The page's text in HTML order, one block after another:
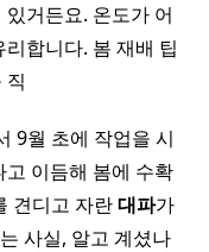
거든요. 온도가 어
합니다. 봄 재배 팁
직
9월 초에 작업을 시
고 이듬해 봄에 수확
견디고 자란대파가
사실, 알고 계셨나